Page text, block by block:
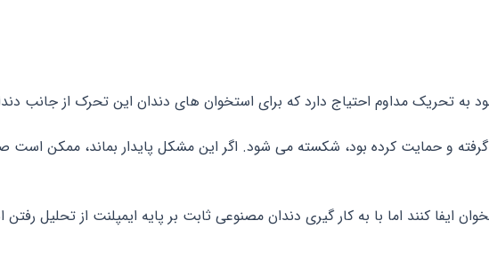
به تحریک مداوم احتیاج دارد که برای استخوان های دندان این تحرک از جانب
گرفته و حمایت کرده بود، شکسته می شود. اگر این مشکل پایدار بماند، ممکن
ایفا کنند اما با به کار گیری دندان مصنوعی ثابت بر پایه ایمپلنت از تحلیل